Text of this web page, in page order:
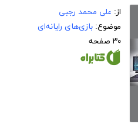
از: علی محمد رجبی
موضوع: بازی‌های رایانه‌ای
۳۰ صفحه